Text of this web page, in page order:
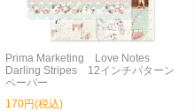
Prima Marketing Love Notes
Darling Stripes 12インチパターン
ペーパー
170円(税込)